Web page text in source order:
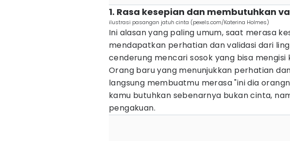
1. Rasa kesepian dan membutuhkan
ilustrasi pasangan jatuh cinta (pexels.com/Katerina Holmes)
Ini alasan yang paling umum, saat merasa
mendapatkan perhatian dan validasi dari
cenderung mencari sosok yang bisa
Orang baru yang menunjukkan perhatian
langsung membuatmu merasa "ini dia
kamu butuhkan sebenarnya bukan cinta,
pengakuan.